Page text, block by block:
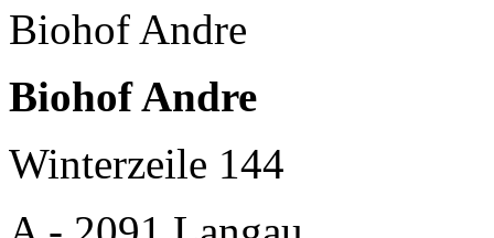
Biohof Andre
Biohof Andre
Winterzeile 144